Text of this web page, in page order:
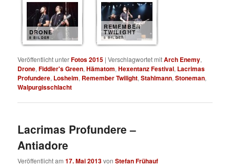
DRONE
8 BILDER
REMEMBER
TWILIGHT
8 BILDER
Veröffentlicht unterFotos 2015 |Verschlagwortet mitArch Enemy,
Drone,Fiddler's Green,Hämatom,Hexentanz Festival, Lacrimas
Profundere, Losheim, Remember Twilight,Stahlmann,Stoneman,
Walpurgisschlacht
Lacrimas Profundere –
Antiadore
Veröffentlicht am17. Mai 2013vonStefan Frühauf